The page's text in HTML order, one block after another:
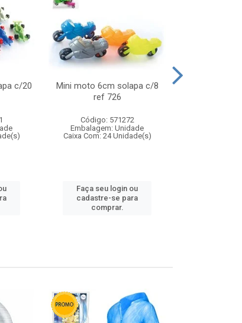
c/20
Mini moto 6cm solapa c/8
ref 726
Código: 571272
Embalagem: Unidade
Caixa Com: 24 Unidade(s)
Faça seu login ou
cadastre-se para
comprar.